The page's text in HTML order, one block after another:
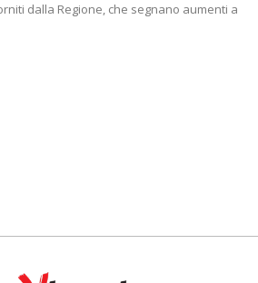
dalla Regione, che segnano aumenti a